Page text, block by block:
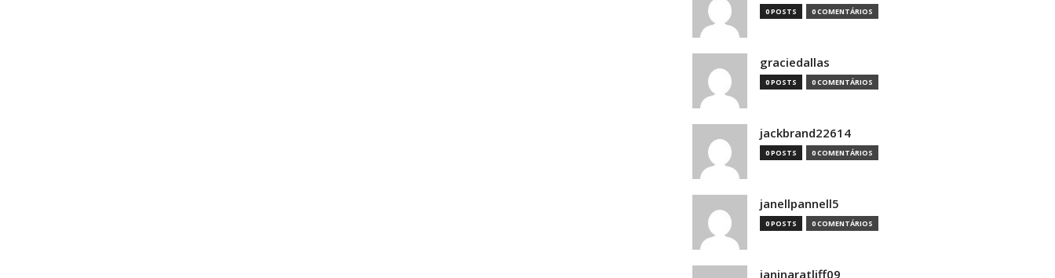
0 POSTS 0 COMENTÁRIOS
graciedallas
0 POSTS 0 COMENTÁRIOS
jackbrand22614
0 POSTS 0 COMENTÁRIOS
janellpannell5
0 POSTS 0 COMENTÁRIOS
janinaratliff09